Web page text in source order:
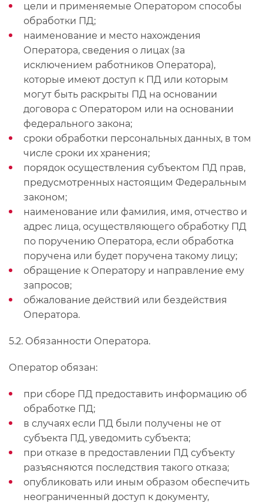
цели и применяемые Оператором способы
обработки ПД;
наименование и место нахождения
Оператора, сведения о лицах (за
исключением работников Оператора),
которые имеют доступ к ПД или которым
могут быть раскрыты ПД на основании
договора с Оператором или на основании
федерального закона;
сроки обработки персональных данных, в том
числе сроки их хранения;
порядок осуществления субъектом ПД прав,
предусмотренных настоящим Федеральным
законом;
наименование или фамилия, имя, отчество и
адрес лица, осуществляющего обработку ПД
по поручению Оператора, если обработка
поручена или будет поручена такому лицу;
обращение к Оператору и направление ему
запросов;
обжалование действий или бездействия
Оператора.
5.2. Обязанности Оператора.
Оператор обязан:
при сборе ПД предоставить информацию об
обработке ПД;
в случаях если ПД были получены не от
субъекта ПД, уведомить субъекта;
при отказе в предоставлении ПД субъекту
разъясняются последствия такого отказа;
опубликовать или иным образом обеспечить
неограниченный доступ к документу,